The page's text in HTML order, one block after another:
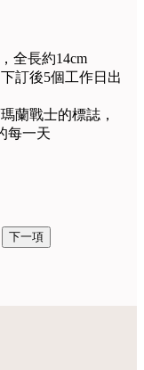
全長約14cm
訂後5個工作日出
蘭戰士的標誌，
每一天